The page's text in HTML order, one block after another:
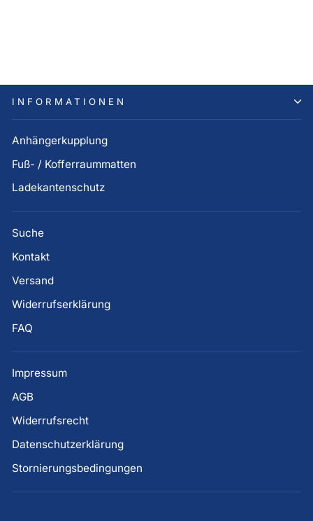
INFORMATIONEN
Anhängerkupplung
Fuß- / Kofferraummatten
Ladekantenschutz
Suche
Kontakt
Versand
Widerrufserklärung
FAQ
Impressum
AGB
Widerrufsrecht
Datenschutzerklärung
Stornierungsbedingungen